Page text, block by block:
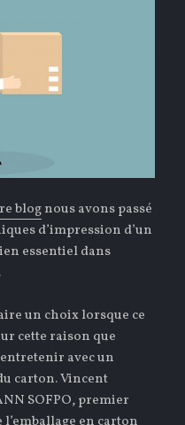
blognous avons passé
d’impression d’un
essentiel dans
un choix lorsque ce
cette raison que
avec un
carton. Vincent
SOFPO, premier